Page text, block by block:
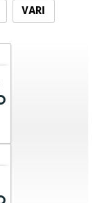
VARI